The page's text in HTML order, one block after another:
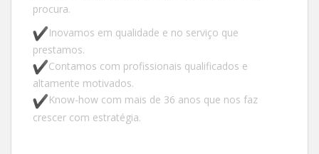
procura.
Inovamos em qualidade e no serviço que
prestamos.
Contamos com profissionais qualificados e
altamente motivados.
Know-how com mais de 36 anos que nos faz
crescer com estratégia.